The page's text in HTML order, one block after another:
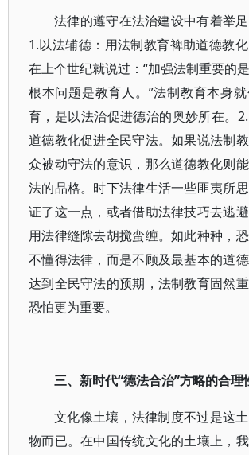
法律的遵守在法治建设中有着举足
1.以法辅德：用法制教育裨助道德教
在上个世纪就说过：“加强法制重要的
根本问题是教育人。”法制教育本身
育，是以法治促进德治的奥妙所在。
道德教化促进全民守法。如果说法制
众被动守法的意识，那么道德教化则
法的品格。时下法律生活一些匪夷所
证了这一点，或者借助法律技巧去逃
用法律缝隙去胡搅蛮缠。如此种种，
不懂得法律，而是不顾及最基本的道
达到全民守法的预期，法制教育固然
恐怕更为重要。
三、新时代“德法合治”方略的合理
文化像土壤，法律制度不过是这
物而已。在中国传统文化的土壤上，